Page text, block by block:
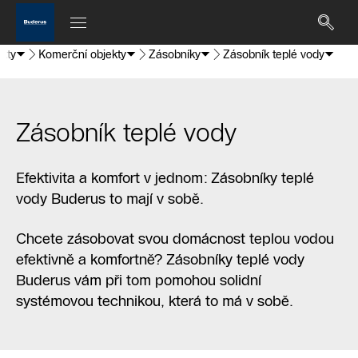
Komerční objekty Zásobníky Zásobník teplé vody
Zásobník teplé vody
Efektivita a komfort v jednom: Zásobníky teplé
vody Buderus to mají v sobě.
Chcete zásobovat svou domácnost teplou vodou
efektivně a komfortně? Zásobníky teplé vody
Buderus vám při tom pomohou solidní
systémovou technikou, která to má v sobě.